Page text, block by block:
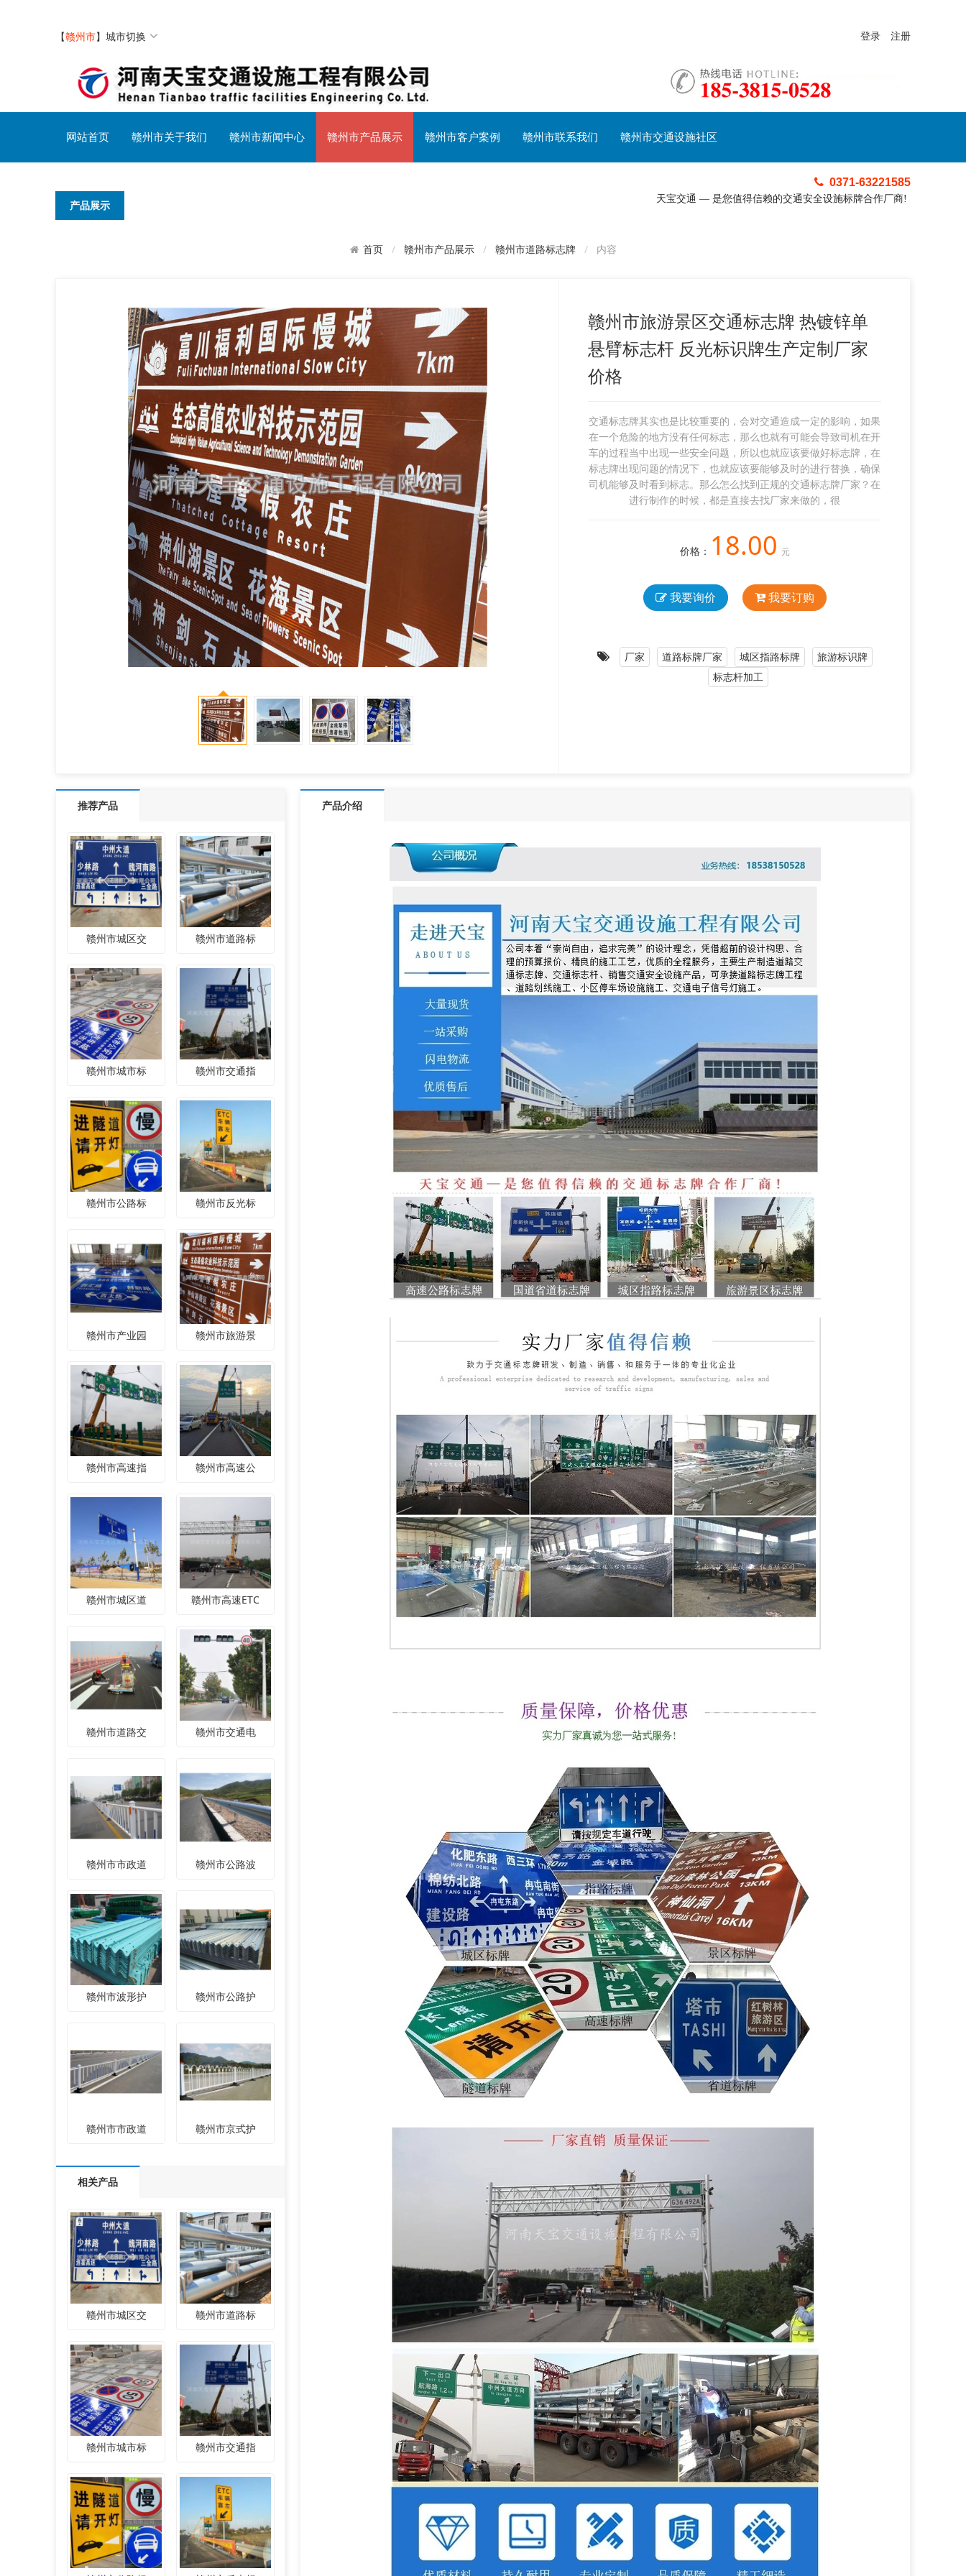
【赣州市】 城市切换 登录 注册
网站首页 赣州市关于我们 赣州市新闻中心 赣州市产品展示 赣州市客户案例 赣州市联系我们 赣州市交通设施社区
产品展示
0371-63221585
天宝交通 — 是您值得信赖的交通安全设施标牌合作厂商!
首页 赣州市产品展示 赣州市道路标志牌 内容
赣州市旅游景区交通标志牌 热镀锌单
悬臂标志杆 反光标识牌生产定制厂家
价格
交通标志牌其实也是比较重要的，会对交通造成一定的影响，如果
在一个危险的地方没有任何标志，那么也就有可能会导致司机在开
车的过程当中出现一些安全问题，所以也就应该要做好标志牌，在
标志牌出现问题的情况下，也就应该要能够及时的进行替换，确保
司机能够及时看到标志。那么怎么找到正规的交通标志牌厂家？在
进行制作的时候，都是直接去找厂家来做的，很
价格： 18.00 元
我要询价 我要订购
厂家 道路标牌厂家 城区指路标牌
旅游标识牌
标志杆加工
推荐产品
赣州市城区交 赣州市道路标
赣州市城市标 赣州市交通指
赣州市公路标 赣州市反光标
赣州市产业园 赣州市旅游景
赣州市高速指 赣州市高速公
赣州市城区道 赣州市高速ETC
赣州市道路交 赣州市交通电
赣州市市政道 赣州市公路波
赣州市波形护 赣州市公路护
赣州市市政道 赣州市京式护
相关产品
赣州市城区交 赣州市道路标
赣州市城市标 赣州市交通指
产品介绍